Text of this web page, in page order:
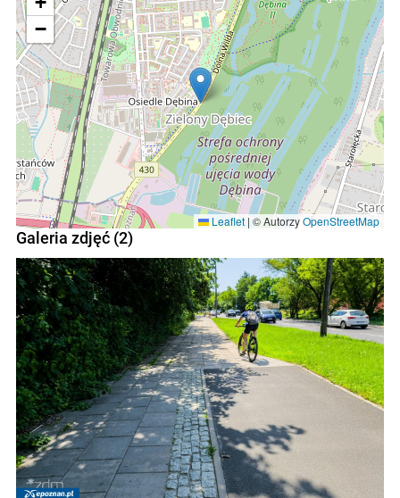
−
Leaflet | © AutorzyOpenStreetMap
Galeria zdjęć (2)